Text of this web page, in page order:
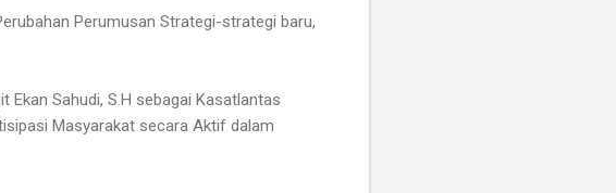
Perumusan Strategi-strategi baru,
Sahudi, S.H sebagai Kasatlantas
Masyarakat secara Aktif dalam